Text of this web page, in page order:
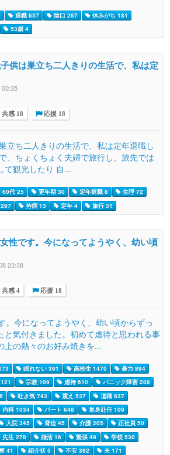
退職 637 陰口 267
休みがち 181
53歳 4
供は巣立ち二人きりの生活で、私は定
共感 18 応援 18
立ち二人きりの生活で、私は定年退職し
、ちょくちょく夫婦で旅行し、旅先では
て観光したり 自...
60代 25 更年期 30 定年退職 8
生理 72
持病 13 定年 4 旅行 31
性です。今になってようやく、幼い頃
23:38
共感 4 応援 18
。今になってようやく、幼い頃からずっ
と気付きました。初めて虐待と思われる事
上の熱々のお好み焼きを...
眠れない 391 高校生 1470
暴力 894
宗教 109 虐待 610
パニック障害 288
吐き気 743 震え 537
退職 637
内科 1034 パート 648
単身赴任 109
入院 345 脅迫 45 介護 205
正社員 50
先生 278 婚活 16 緊張 49
学校 530
41 紹介状 5 不安 392
夫 171